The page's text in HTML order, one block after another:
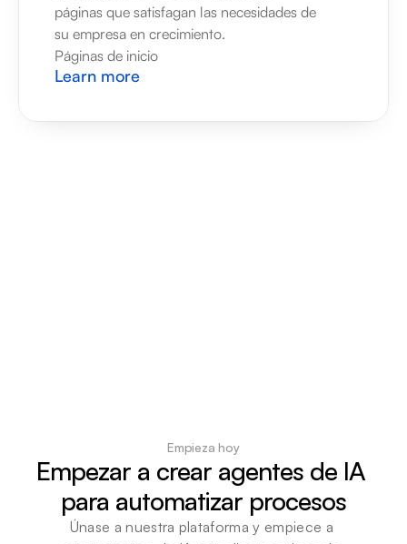
páginas que satisfagan las necesidades de
su empresa en crecimiento.
Páginas de inicio
Learn more
Empieza hoy
Empezar a crear agentes de IA
para automatizar procesos
Únase a nuestra plataforma y empiece a